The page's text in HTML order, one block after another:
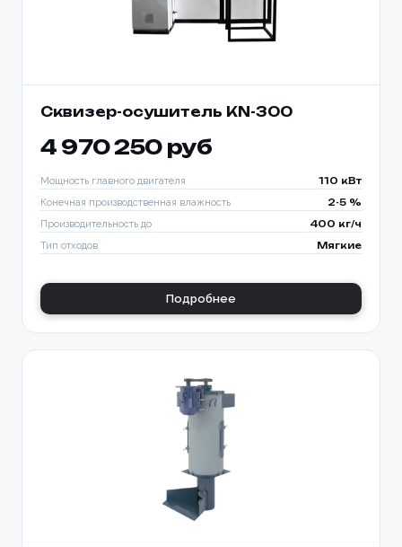
Сквизер-осушитель KN-300
4 970 250 руб
Мощность главного двигателя 110 кВт
Конечная производственная влажность 2-5 %
Производительность до 400 кг/ч
Тип отходов Мягкие
Подробнее